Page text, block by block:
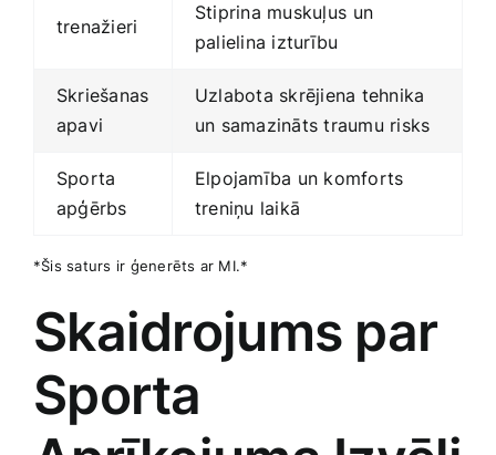
trenažieri
Stiprina muskuļus⁤ un
palielina izturību
Skriešanas
apavi
Uzlabota skrējiena tehnika
un samazināts traumu risks
Sporta
apģērbs
Elpojamība un ‍komforts
treniņu ​laikā
*Šis saturs ir ģenerēts ar‌ MI.*
Skaidrojums​ par
Sporta